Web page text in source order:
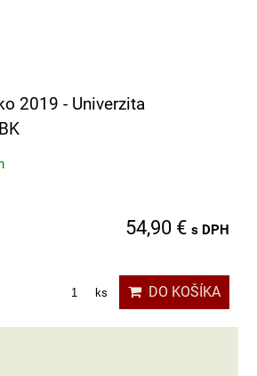
2019 - Univerzita
54,90 € s DPH
ks DO KOŠÍKA